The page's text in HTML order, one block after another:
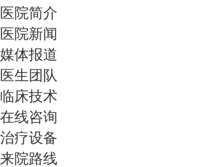
医院简介
医院新闻
媒体报道
医生团队
临床技术
在线咨询
治疗设备
来院路线